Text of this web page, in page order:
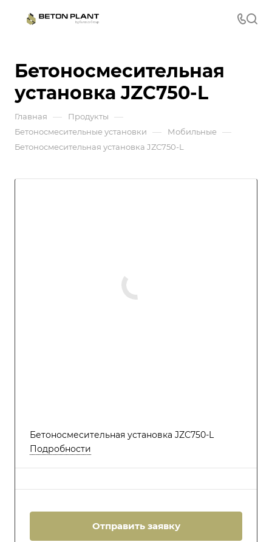
Бетоносмесительная
установка JZC750-L
Главная — Продукты —
Бетоносмесительные установки — Мобильные —
Бетоносмесительная установка JZC750-L
Бетоносмесительная установка JZC750-L
Подробности
Отправить заявку